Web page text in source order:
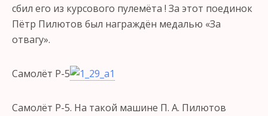
сбил его из курсового пулемёта ! За этот поединок
Пётр Пилютов был награждён медалью «За
отвагу».
Самолёт Р-5
Самолёт Р-5. На такой машине П. А. Пилютов